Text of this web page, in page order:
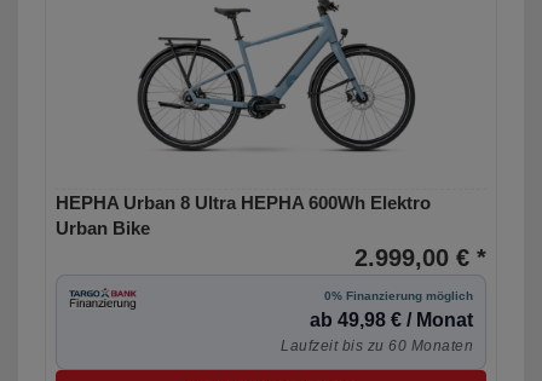
HEPHA Urban 8 Ultra HEPHA 600Wh Elektro
Urban Bike
2.999,00 € *
0% Finanzierung möglich
ab 49,98 € / Monat
Laufzeit bis zu 60 Monaten